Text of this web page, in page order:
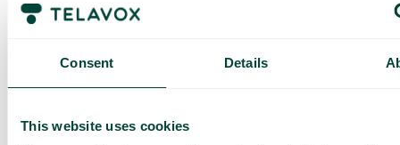
Consent Details
This website uses cookies
reseptionistin suoraan...